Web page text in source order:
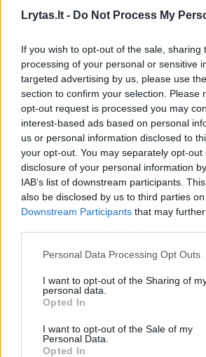
Lrytas.lt - Do Not Process My
If you wish to opt-out of the sale, sharing
processing of your personal or sensitive
targeted advertising by us, please use
section to confirm your selection. Please
opt-out request is processed you may
interest-based ads based on personal
us or personal information disclosed to
your opt-out. You may separately opt-
disclosure of your personal information
IAB’s list of downstream participants.
also be disclosed by us to third parties
Downstream Participants that may
Personal Data Processing Opt Outs
I want to opt-out of the Sharing of
personal data.
Opted In
I want to opt-out of the Sale of my
Personal Data.
Opted In
Š. Jasikevičių pravirkdžiusi
trenerį: kas yra F. Mitkevičius,
Ilgauską